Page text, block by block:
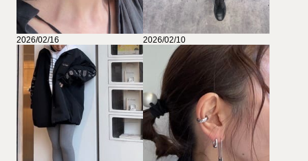
2026/02/16 2026/02/10